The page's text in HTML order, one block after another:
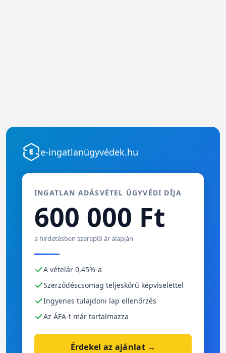
e-ingatlanügyvédek.hu
INGATLAN ADÁSVÉTEL ÜGYVÉDI DÍJA
600 000 Ft
a hirdetésben szereplő ár alapján
A vételár 0,45%-a
Szerződéscsomag teljeskörű képviselettel
Ingyenes tulajdoni lap ellenőrzés
Az ÁFA-t már tartalmazza
Érdekel az ajánlat →